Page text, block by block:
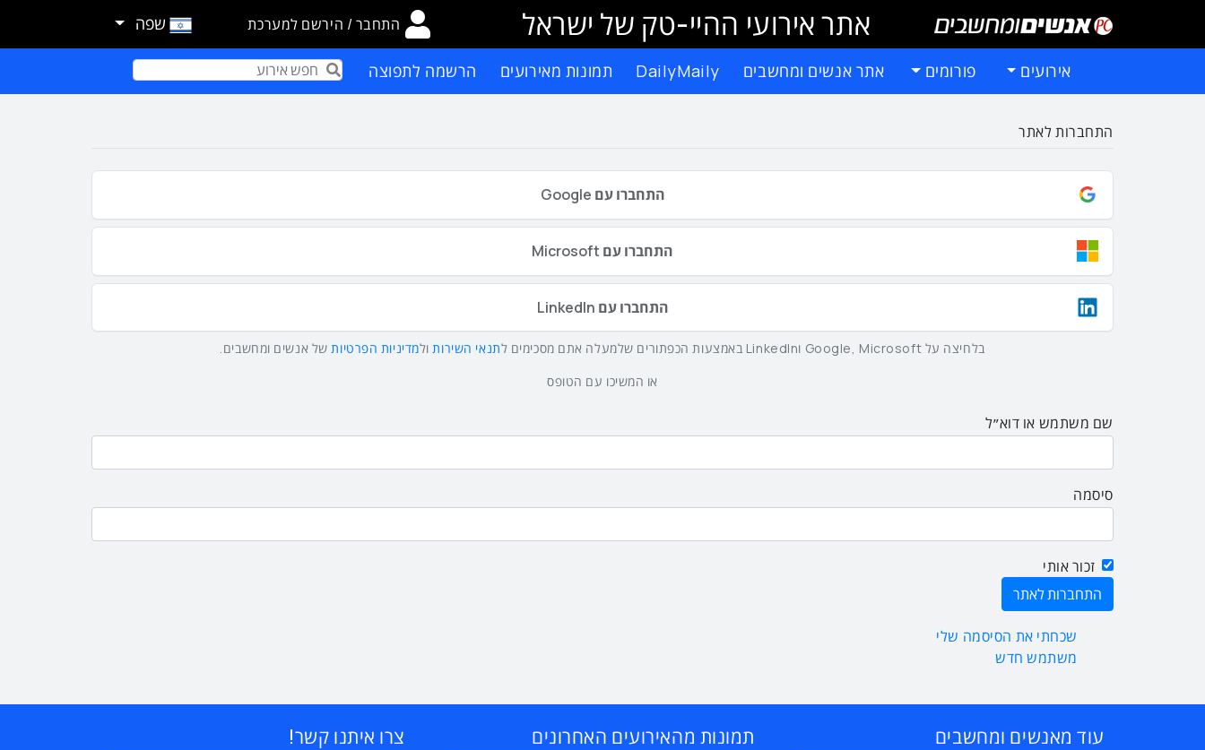
אתר אירועי ההיי-טק של ישראל התחבר / הירשם למערכת שפה
אירועים פורומים אתר אנשים ומחשבים DailyMaily תמונות מאירועים הרשמה לתפוצה Term
התחברות לאתר
התחברו עם Google
התחברו עם Microsoft
התחברו עם LinkedIn
בלחיצה על Google, Microsoft וLinkedIn באמצעות הכפתורים שלמעלה אתם מסכימים ל תנאי השירותולמדיניות הפרטיותשל אנשים ומחשבים.
או המשיכו עם הטופס
שם משתמש או דוא״ל
סיסמה
זכור אותי
שכחתי את הסיסמה שלי
משתמש חדש
עוד מאנשים ומחשבים תמונות מהאירועים האחרונים צרו איתנו קשר!